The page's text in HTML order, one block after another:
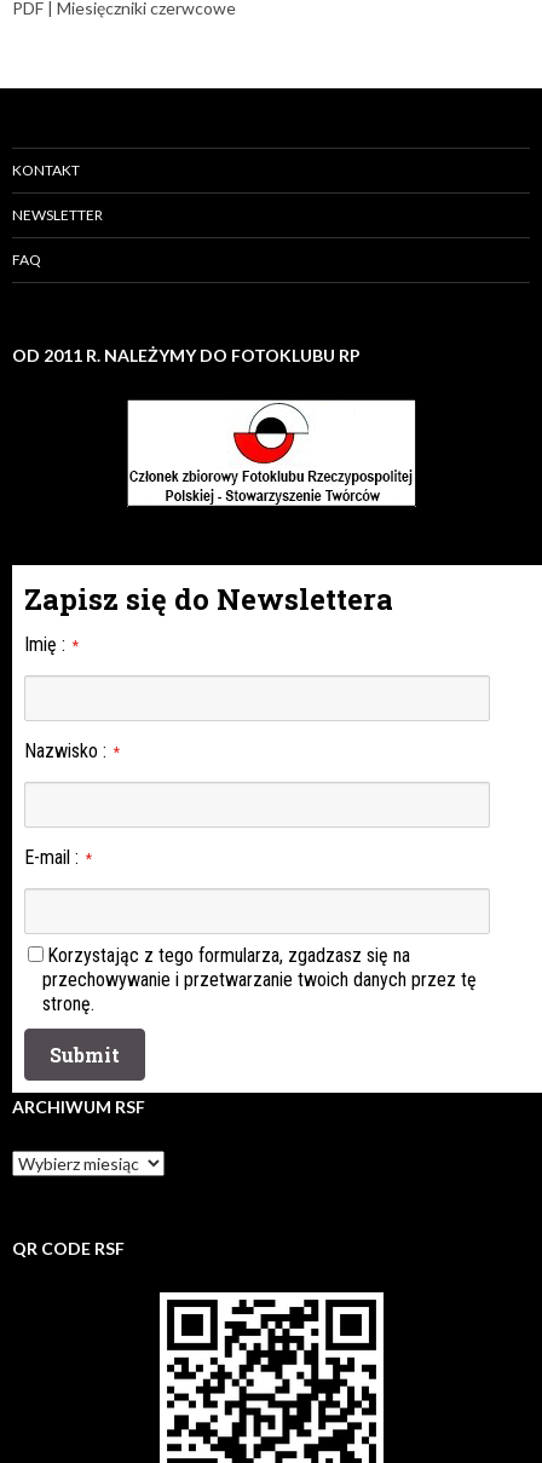
PDF | Miesięczniki czerwcowe
KONTAKT
NEWSLETTER
FAQ
OD 2011 R. NALEŻYMY DO FOTOKLUBU RP
Zapisz się do Newslettera
Imię : *
Nazwisko : *
E-mail : *
Korzystając z tego formularza, zgadzasz się na
przechowywanie i przetwarzanie twoich danych przez tę
stronę.
ARCHIWUM RSF
Archiwum
rsf
QR CODE RSF